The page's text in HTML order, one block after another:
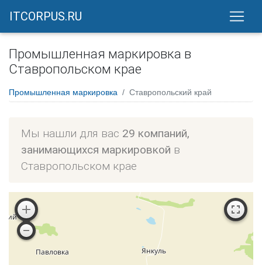
ITCORPUS.RU
Промышленная маркировка в
Ставропольском крае
Промышленная маркировка Ставропольский край
Мы нашли для вас 29 компаний,
занимающихся маркировкой в
Ставропольском крае